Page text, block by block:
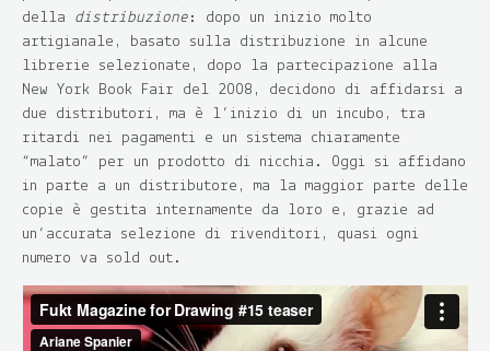
della distribuzione : dopo un inizio molto
artigianale, basato sulla distribuzione in alcune
librerie selezionate, dopo la partecipazione alla
New York Book Fair del 2008, decidono di affidarsi a
due distributori, ma è l’inizio di un incubo, tra
ritardi nei pagamenti e un sistema chiaramente
“malato” per un prodotto di nicchia. Oggi si affidano
in parte a un distributore, ma la maggior parte delle
copie è gestita internamente da loro e, grazie ad
un’accurata selezione di rivenditori, quasi ogni
numero va sold out.